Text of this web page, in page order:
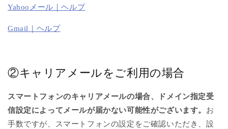
Yahooメール｜ヘルプ
Gmail｜ヘルプ
②キャリアメールをご利用の場合
スマートフォンのキャリアメールの場合、ドメイン指定受
信設定によってメールが届かない可能性がございます。 お
手数ですが、スマートフォンの設定をご確認いただき、設